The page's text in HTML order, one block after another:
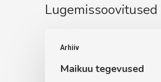
Lugemissoovitused
Arhiiv
tegevused
Maikuu tegevused